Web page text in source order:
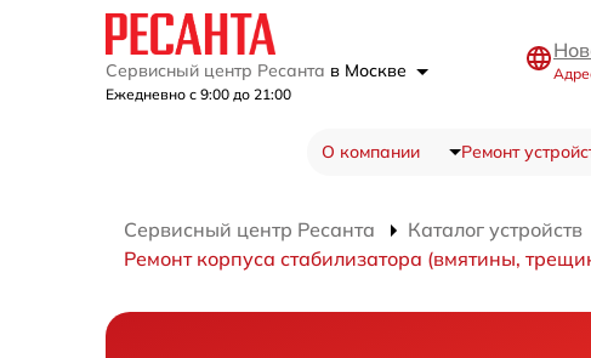
Сервисный центр Ресанта в Москве
Ежедневно с 9:00 до 21:00
О компании Ремонт
Сервисный центр Ресанта Каталог устройств
Ремонт корпуса стабилизатора (вмятины,